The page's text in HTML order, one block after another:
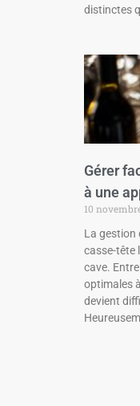
distinctes
Gérer
à une
10
La gestion
casse-tête
cave.
optimales
devient